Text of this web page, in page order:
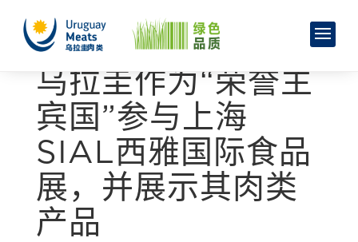
乌拉圭作为“荣誉主
宾国”参与上海
SIAL西雅国际食品
展，并展示其肉类
产品